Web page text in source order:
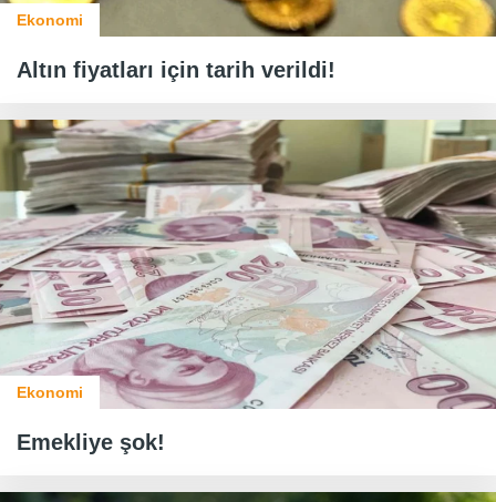
Ekonomi
Altın fiyatları için tarih verildi!
Ekonomi
Emekliye şok!